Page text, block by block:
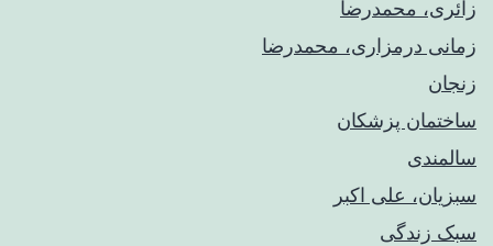
زائری، محمدرضا
زمانی درمزاری، محمدرضا
زنجان
ساختمان پزشکان
سالمندی
سبزیان، علی اکبر
سبک زندگی